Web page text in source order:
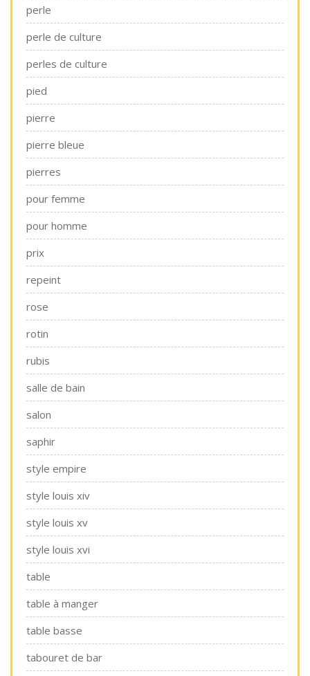
perle
perle de culture
perles de culture
pied
pierre
pierre bleue
pierres
pour femme
pour homme
prix
repeint
rose
rotin
rubis
salle de bain
salon
saphir
style empire
style louis xiv
style louis xv
style louis xvi
table
table à manger
table basse
tabouret de bar